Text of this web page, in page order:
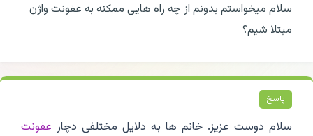
سلام میخواستم بدونم از چه راه هایی ممکنه به عفونت واژن
مبتلا شیم؟
پاسخ
سلام دوست عزیز‌. خانم ها به دلایل مختلفی دچار عفونت